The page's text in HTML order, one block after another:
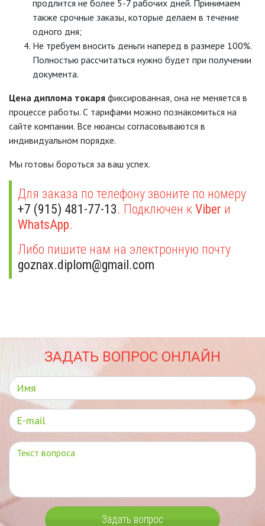
продлится не более 5-7 рабочих дней. Принимаем
также срочные заказы, которые делаем в течение
одного дня;
Не требуем вносить деньги наперед в размере 100%.
Полностью рассчитаться нужно будет при получении
документа.
Цена диплома токаря фиксированная, она не меняется в
процессе работы. С тарифами можно познакомиться на
сайте компании. Все нюансы согласовываются в
индивидуальном порядке.
Мы готовы бороться за ваш успех.
Для заказа по телефону звоните по номеру
+7 (915) 481-77-13. Подключен к Viber и
WhatsApp.
Либо пишите нам на электронную почту
goznax.diplom@gmail.com
ЗАДАТЬ ВОПРОС ОНЛАЙН
Задать вопрос